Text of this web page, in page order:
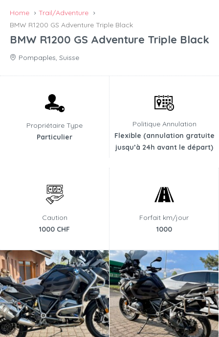
Home
Trail/Adventure
BMW R1200 GS Adventure Triple Black
BMW R1200 GS Adventure Triple Black
Pompaples, Suisse
Propriétaire Type
Particulier
Politique Annulation
Flexible (annulation gratuite
jusqu’à 24h avant le départ)
Caution
1000 CHF
Forfait km/jour
1000